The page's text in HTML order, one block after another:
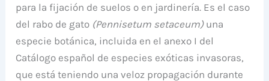
para la fijación de suelos o en jardinería. Es el caso
del rabo de gato (Pennisetum setaceum) una
especie botánica, incluida en el anexo I del
Catálogo español de especies exóticas invasoras,
que está teniendo una veloz propagación durante